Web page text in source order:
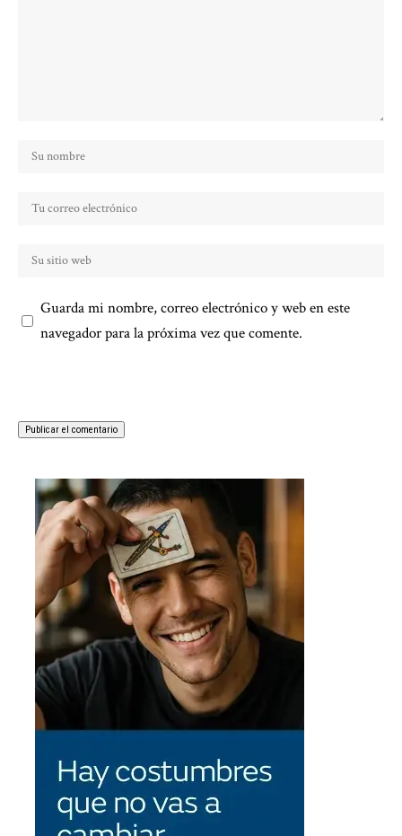
Guarda mi nombre, correo electrónico y web en este
navegador para la próxima vez que comente.